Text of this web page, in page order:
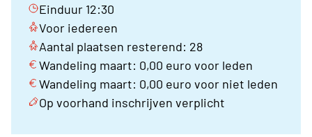
Einduur 12:30
Voor iedereen
Aantal plaatsen resterend: 28
Wandeling maart: 0,00 euro voor leden
Wandeling maart: 0,00 euro voor niet leden
Op voorhand inschrijven verplicht